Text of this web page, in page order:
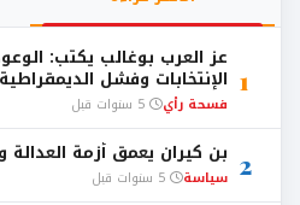
1
عز العرب بوغالب يكتب:
الإنتخابات وفشل الديمقراطية
فسحة رأي
2 بن كيران يعمق أزمة العدالة
سياسة